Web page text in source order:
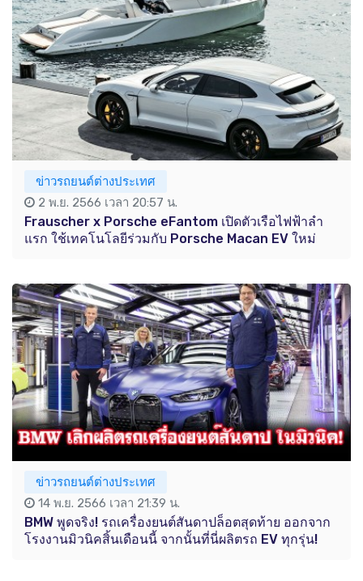
ข่าวรถยนต์ต่างประเทศ
2 พ.ย. 2566 เวลา 20:57 น.
Frauscher x Porsche eFantom เปิดตัวเรือไฟฟ้าลำ
แรก ใช้เทคโนโลยีร่วมกับ Porsche Macan EV ใหม่
ข่าวรถยนต์ต่างประเทศ
14 พ.ย. 2566 เวลา 21:39 น.
BMW พูดจริง! รถเครื่องยนต์สันดาปล็อตสุดท้าย ออกจาก
โรงงานมิวนิคสิ้นเดือนนี้ จากนั้นที่นี่ผลิตรถ EV ทุกรุ่น!